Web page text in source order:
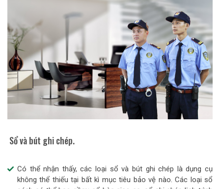
Sổ và bút ghi chép.
Có thể nhận thấy, các loại sổ và bút ghi chép là dụng cụ
không thể thiếu tại bất kì mục tiêu bảo vệ nào. Các loại sổ